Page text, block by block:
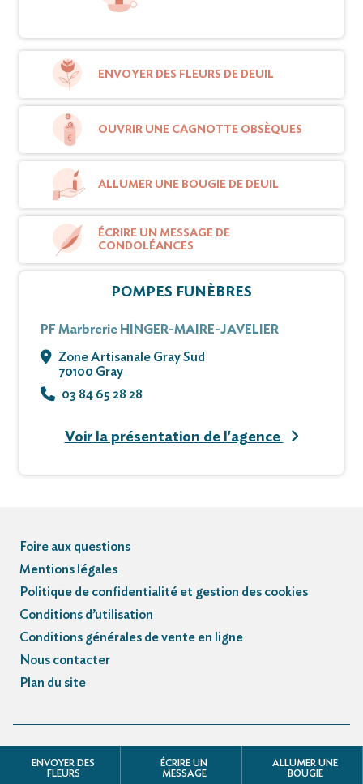
Simone repose au funérarium HINGER-MAIRE à
où les visites peuvent lui être rendues de 8H à 20H.
La cérémonie religieuse sera célébrée le Jeudi 16
novembre 2017
à 10H00 , en l'église de GY,
suivie de I'inhumation au cimetière de CITEY.
Condoléances sur registre
La famille rappelle à votre souvenir son époux
Renédécédé en avril 1997
Cet avis tient lieu de faire-part et de
JAVELIER
ENVOYER DES FLEURS DE DEUIL
OUVRIR UNE CAGNOTTE OBSÈQUES
ALLUMER UNE BOUGIE DE DEUIL
ÉCRIRE UN MESSAGE DE
CONDOLÉANCES
POMPES FUNÈBRES
PF Marbrerie HINGER-MAIRE-JAVELIER
Zone Artisanale Gray Sud
70100 Gray
03 84 65 28 28
Voir la présentation de l'agence
ENVOYER DES
FLEURS
ÉCRIRE UN
MESSAGE
ALLUMER UNE
BOUGIE
Foire aux questions
Mentions légales
Politique de confidentialité et gestion des cookies
Conditions d’utilisation
Conditions générales de vente en ligne
Nous contacter
Plan du site
© Registre des avis de décès et obsèques - 3.3.5